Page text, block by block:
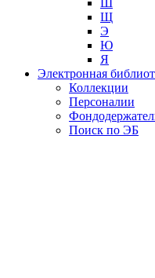
Щ
Э
Ю
Я
Электронная
Коллекции
Персоналии
Поиск по ЭБ